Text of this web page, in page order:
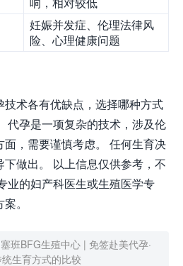
妊娠并发症、伦理法律风
险、心理健康问题
技术各有优缺点，选择哪种方式
代孕是一项复杂的技术，涉及伦
，需要谨慎考虑。 任何生育决
做出。 以上信息仅供参考，不
业的妇产科医生或生殖医学专
。
班BFG生殖中心 | 免签赴美代孕·
生育方式的比较